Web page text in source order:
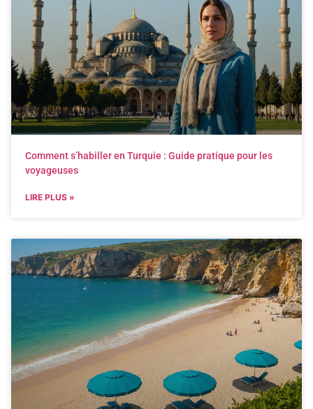
Comment s’habiller en Turquie : Guide pratique pour les
voyageuses
LIRE PLUS »